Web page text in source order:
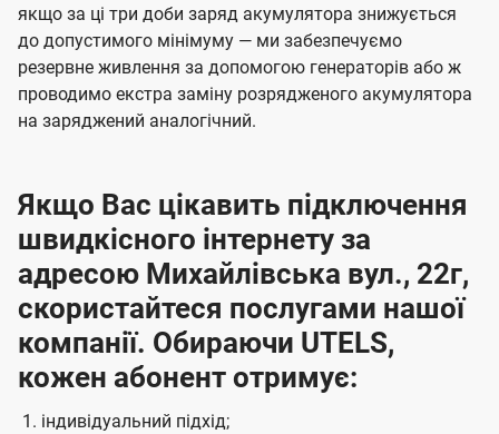
якщо за ці три доби заряд акумулятора знижується
до допустимого мінімуму — ми забезпечуємо
резервне живлення за допомогою генераторів або ж
проводимо екстра заміну розрядженого акумулятора
на заряджений аналогічний.
Якщо Вас цікавить підключення
швидкісного інтернету за
адресою Михайлівська вул., 22г,
скористайтеся послугами нашої
компанії. Обираючи UTELS,
кожен абонент отримує:
індивідуальний підхід;